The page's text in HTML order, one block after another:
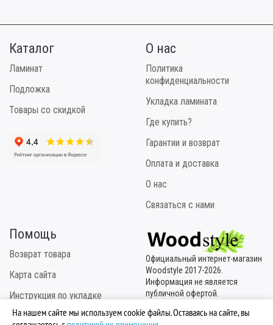
Каталог
Ламинат
Подложка
Товары со скидкой
О нас
Политика
конфиденциальности
Укладка ламината
Где купить?
Гарантии и возврат
Оплата и доставка
О нас
Связаться с нами
Помощь
Возврат товара
Карта сайта
Инструкция по укладке
Отзывы покупателей
Официальный интернет-магазин
Woodstyle 2017-2026.
Информация не является
публичной офертой.
правообладатель
На нашем сайте мы используем cookie файлы. Оставаясь на сайте, вы